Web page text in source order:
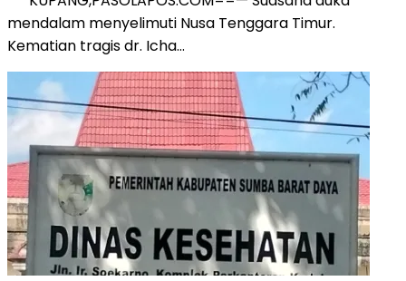
mendalam menyelimuti Nusa Tenggara Timur.
Kematian tragis dr. Icha…